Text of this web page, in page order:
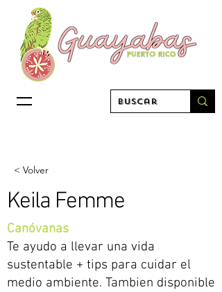
< Volver
Keila Femme
Canóvanas
Te ayudo a llevar una vida
sustentable + tips para cuidar el
medio ambiente. Tambien disponible